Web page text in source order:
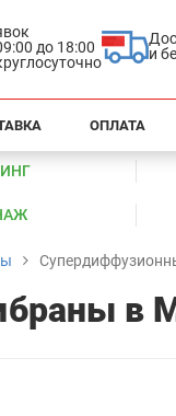
до 18:00
и
ОПЛАТА
в